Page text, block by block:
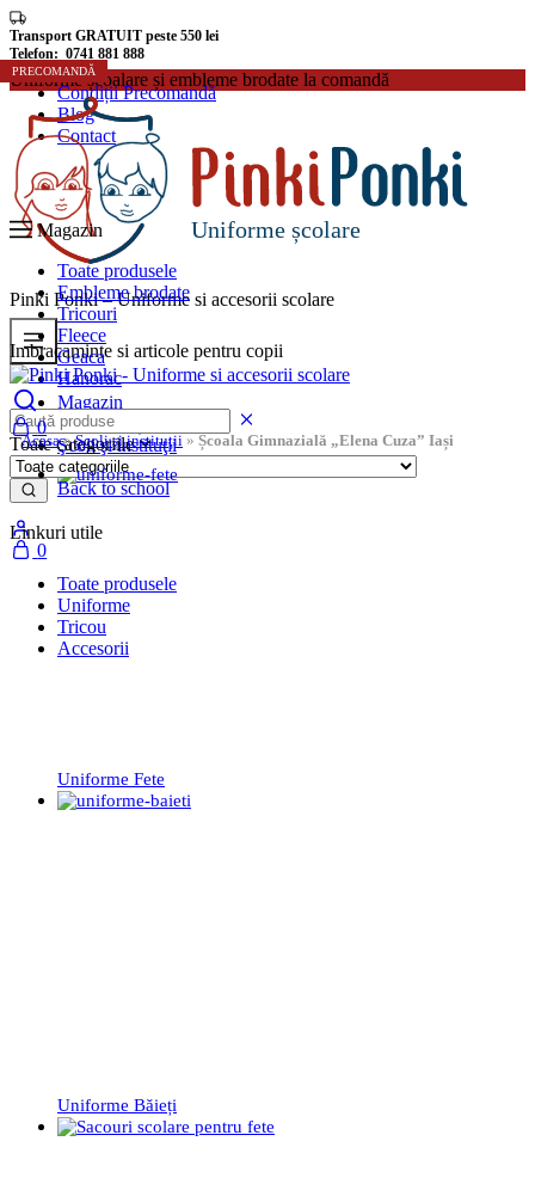
Transport GRATUIT peste 550 lei
Telefon: 0741 881 888
Condiții Precomandă
Blog
Contact
Uniforme școalare și embleme brodate la comandă
Uniforme școlare
Pinki Ponki – Uniforme si accesorii scolare
Imbracaminte si articole pentru copii
Magazin
Uniforme Școlare
Şcoli şi instituţii
Rechizite școlare
Back to school
0
Magazin
Toate produsele
Embleme brodate
Tricouri
Fleece
Geaca
Hanorac
Toate categoriile
Linkuri utile
Toate produsele
Uniforme
Tricou
Accesorii
0
Acasa»Şcoli şi instituţii » Școala Gimnazială „Elena Cuza” Iași
Uniforme Fete
Uniforme Băieți
PRECOMANDĂ
PRECOMANDĂ
PRECOMANDĂ